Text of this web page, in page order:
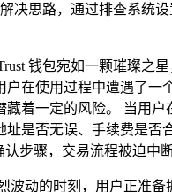
决思路，通过排查系统
钱包宛如一颗璀璨之
在使用过程中遭遇了
着一定的风险。 当用
是否无误、手续费是
步骤，交易流程被迫中断
波动的时刻，用户正准